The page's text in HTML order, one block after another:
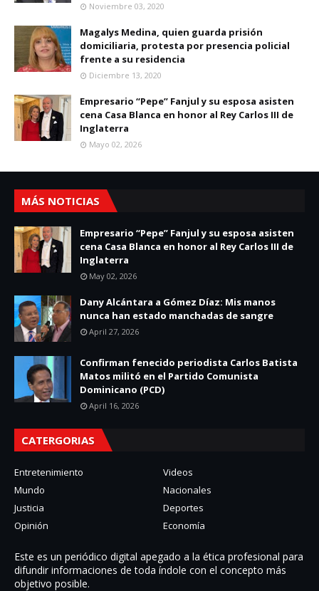
Noviembre 03, 2020
Magalys Medina, quien guarda prisión
domiciliaria, protesta por presencia policial
frente a su residencia
Diciembre 13, 2020
Empresario “Pepe” Fanjul y su esposa asisten
cena Casa Blanca en honor al Rey Carlos III de
Inglaterra
Mayo 02, 2026
MÁS NOTICIAS
Empresario “Pepe” Fanjul y su esposa asisten
cena Casa Blanca en honor al Rey Carlos III de
Inglaterra
May 02, 2026
Dany Alcántara a Gómez Díaz: Mis manos
nunca han estado manchadas de sangre
April 27, 2026
Confirman fenecido periodista Carlos Batista
Matos militó en el Partido Comunista
Dominicano (PCD)
April 16, 2026
CATERGORIAS
Entretenimiento
Videos
Mundo
Nacionales
Justicia
Deportes
Opinión
Economía
Este es un periódico digital apegado a la ética profesional para
difundir informaciones de toda í­ndole con el concepto más
objetivo posible.